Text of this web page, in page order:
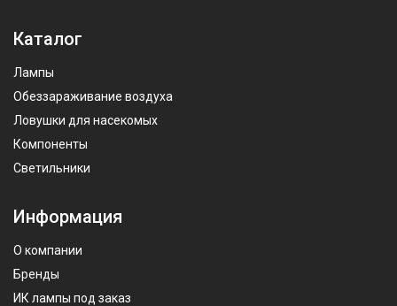
Каталог
Лампы
Обеззараживание воздуха
Ловушки для насекомых
Компоненты
Светильники
Информация
О компании
Бренды
ИК лампы под заказ